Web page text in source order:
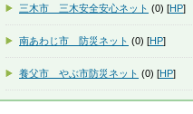
三木市 三木安全安心ネット (0) [HP]
南あわじ市 防災ネット (0) [HP]
養父市 やぶ市防災ネット (0) [HP]